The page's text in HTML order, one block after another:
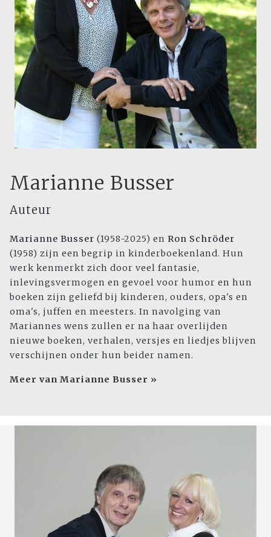
Marianne Busser
Auteur
Marianne Busser (1958-2025) en Ron Schröder
(1958) zijn een begrip in kinderboekenland. Hun
werk kenmerkt zich door veel fantasie,
inlevingsvermogen en gevoel voor humor en hun
boeken zijn geliefd bij kinderen, ouders, opa's en
oma's, juffen en meesters. In navolging van
Mariannes wens zullen er na haar overlijden
nieuwe boeken, verhalen, versjes en liedjes blijven
verschijnen onder hun beider namen.
Meer van Marianne Busser »